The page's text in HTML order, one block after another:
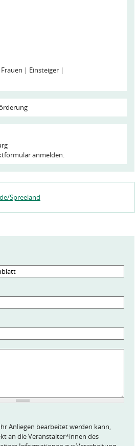
Frauen
Einsteiger
anmelden.
Spreeland
Anliegen bearbeitet werden kann,
an die Veranstalter*innen des